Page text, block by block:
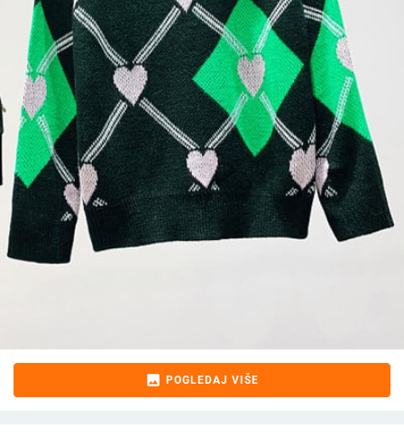
image POGLEDAJ VIŠE